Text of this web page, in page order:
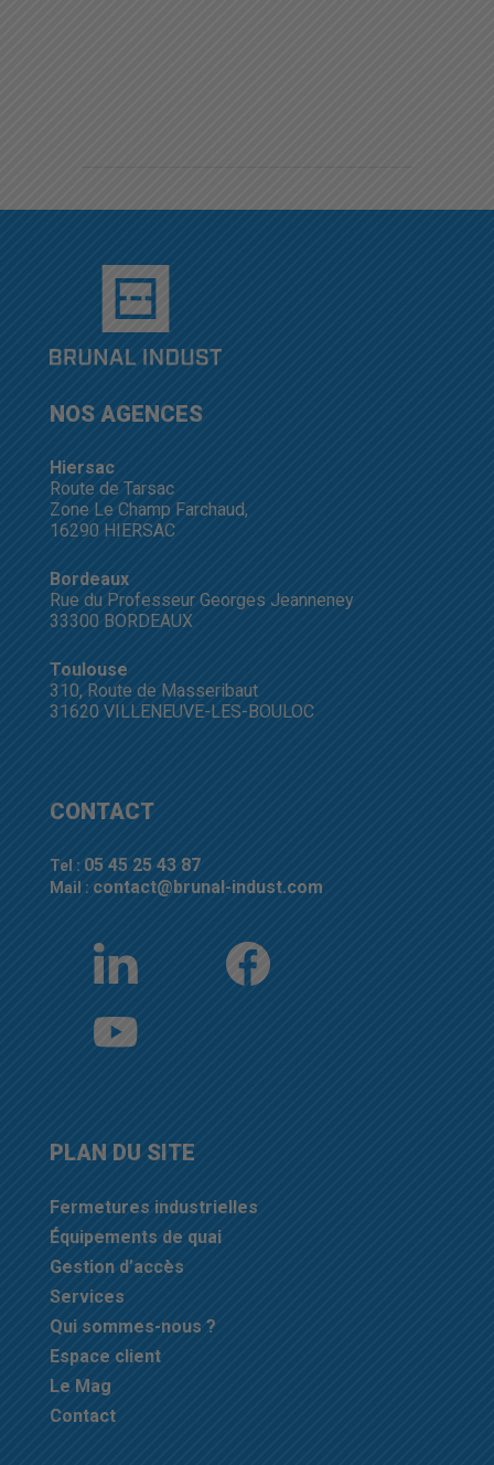
NOS AGENCES
Hiersac
Route de Tarsac
Zone Le Champ Farchaud,
16290 HIERSAC
Bordeaux
Rue du Professeur Georges Jeanneney
33300 BORDEAUX
Toulouse
310, Route de Masseribaut
31620 VILLENEUVE-LES-BOULOC
CONTACT
Tel : 05 45 25 43 87
Mail : contact@brunal-indust.com
PLAN DU SITE
Fermetures industrielles
Équipements de quai
Gestion d’accès
Services
Qui sommes-nous ?
Espace client
Le Mag
Contact